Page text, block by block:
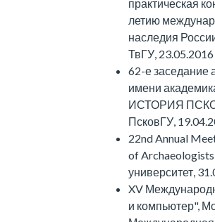
практическая
летию
наследия
ТвГУ,
62-е заседание
имени
ИСТОРИЯ
ПсковГУ,
22nd Annual
of
университет,
XV
и компьютер",